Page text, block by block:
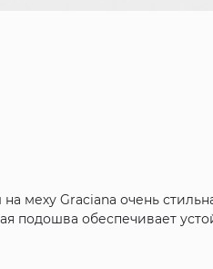
меху Graciana очень
подошва обеспечивает